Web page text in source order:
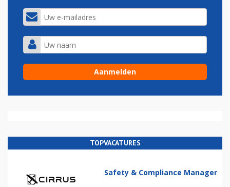
TOPVACATURES
Safety & Compliance Manager